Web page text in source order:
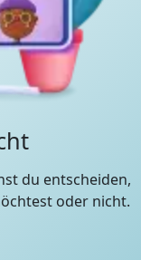
du entscheiden,
oder nicht.